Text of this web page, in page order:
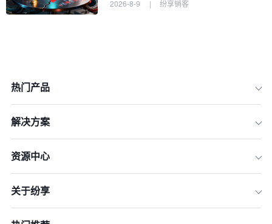
三、制定统一的执行计划
2026-8-9 | 纷享销客
热门产品
解决方案
资源中心
关于纷享